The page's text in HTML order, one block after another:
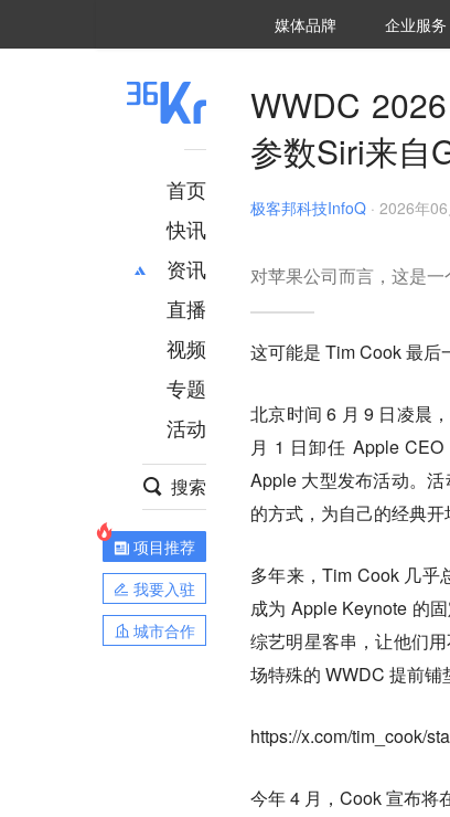
媒体品牌 36Kr研究院
企业服务
首页
快讯
资讯
推荐
财经
项目推荐
安徽
直播
视频
专题
活动
搜索
项目推荐
我要入驻
城市合作
WWDC
参数Siri来自
极客邦科技InfoQ · 2026年
对苹果公司而言，这是一
这可能是 Tim Cook 最后
北京时间 6 月 9 日凌晨
月 1 日卸任 Apple
Apple 大型发布活动。
的方式，为自己的经典开
多年来，Tim Cook 几乎
成为 Apple Keynote 的
综艺明星客串，让他们
场特殊的 WWDC 提前铺
https://x.com/tim_cook/
今年 4 月，Cook 宣布将